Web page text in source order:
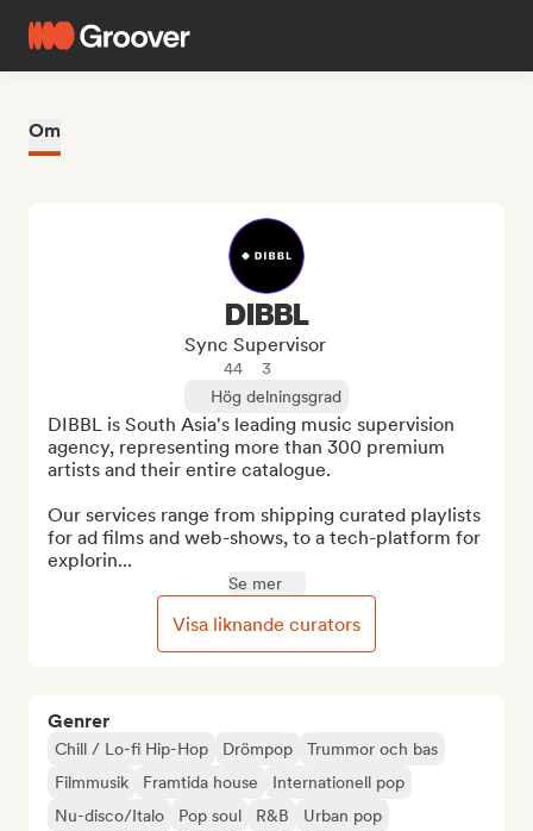
Om
Genrer
Chill / Lo-fi Hip-Hop Drömpop
Trummor och bas
Filmmusik
Framtida house
Internationell pop
Nu-disco/Italo
Pop soul R&B Urban pop
DIBBL
Sync Supervisor
44
3
Hög delningsgrad
DIBBL is South Asia's leading music supervision
agency, representing more than 300 premium
artists and their entire catalogue.
Our services range from shipping curated playlists
for ad films and web-shows, to a tech-platform for
explorin...
Se mer
Visa liknande curators